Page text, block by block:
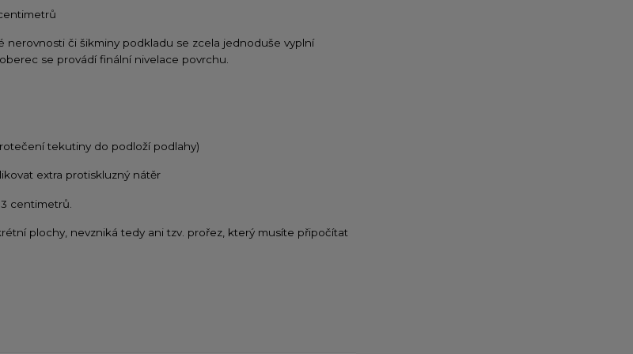
nerovnosti či šikminy podkladu se zcela jednoduše vyplní
se provádí finální nivelace povrchu.
tekutiny do podloží podlahy)
extra protiskluzný nátěr
centimetrů.
plochy, nevzniká tedy ani tzv. prořez, který musíte připočítat